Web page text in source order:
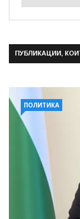
ПУБЛИКАЦИИ,
ПОЛИТИКА